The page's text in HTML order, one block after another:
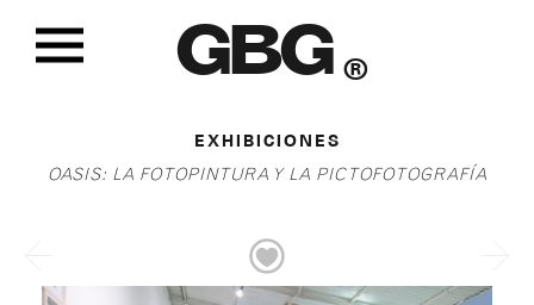
GBG ®
EXHIBICIONES
OASIS: LA FOTOPINTURA Y LA PICTOFOTOGRAFÍA